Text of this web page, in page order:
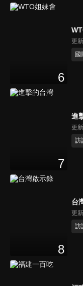
6
更
國
7
進
更
訪
8
台
更
訪